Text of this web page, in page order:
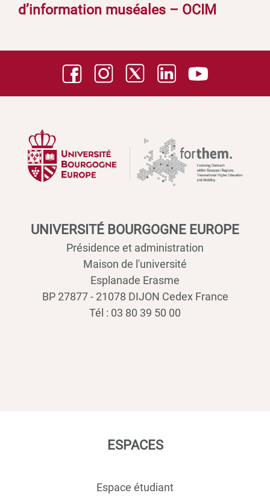
d’information muséales – OCIM
UNIVERSITÉ BOURGOGNE EUROPE
Présidence et administration
Maison de l'université
Esplanade Erasme
BP 27877 - 21078 DIJON Cedex France
Tél : 03 80 39 50 00
ESPACES
Espace étudiant